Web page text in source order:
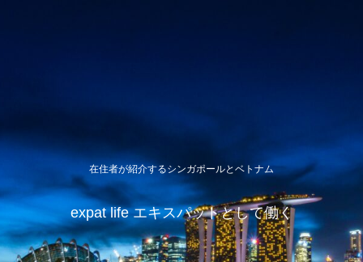
在住者が紹介するシンガポールとベトナム
expat life エキスパットとして働く